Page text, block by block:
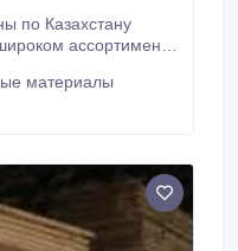
по Казахстану
ассортименте
R-134 A /R-141b /
R-114 / R-500 /
R415A /R415B /
материалы